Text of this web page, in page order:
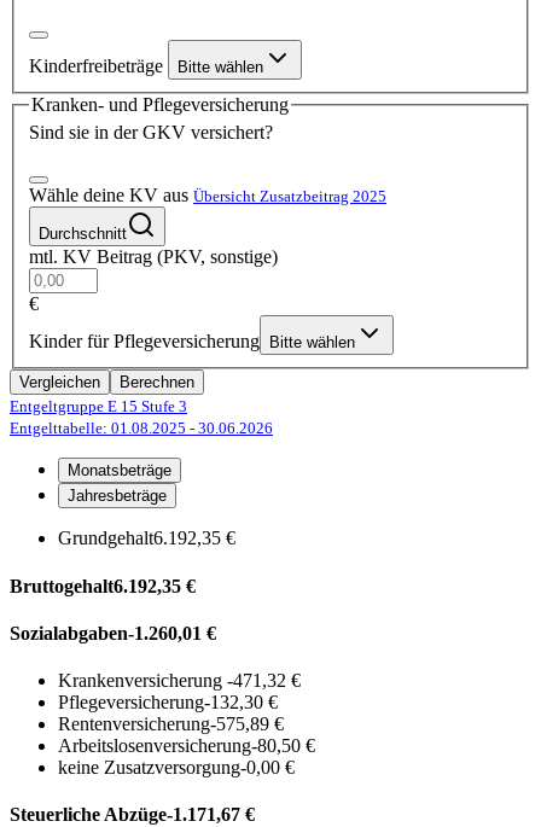
Kinderfreibeträge Bitte wählen
Kranken- und Pflegeversicherung
Sind sie in der GKV versichert?
Wähle deine KV aus Übersicht Zusatzbeitrag 2025
Durchschnitt
mtl. KV Beitrag (PKV, sonstige)
€
Kinder für Pflegeversicherung
Bitte wählen
Vergleichen
Berechnen
Entgeltgruppe E 15 Stufe 3
Entgelttabelle: 01.08.2025 - 30.06.2026
Monatsbeträge
Jahresbeträge
Grundgehalt6.192,35 €
Bruttogehalt6.192,35 €
Sozialabgaben-1.260,01 €
Krankenversicherung -471,32 €
Pflegeversicherung-132,30 €
Rentenversicherung-575,89 €
Arbeitslosenversicherung-80,50 €
keine Zusatzversorgung-0,00 €
Steuerliche Abzüge-1.171,67 €